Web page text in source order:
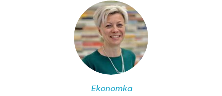
Ekonomka